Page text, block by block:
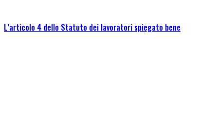
L’articolo 4 dello Statuto dei lavoratori spiegato bene